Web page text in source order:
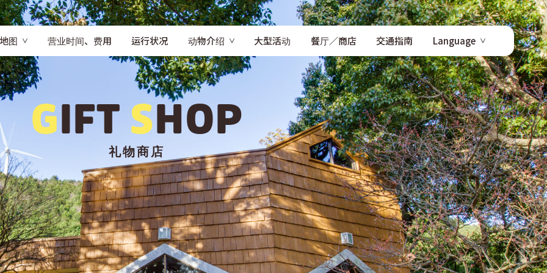
图 营业时间、费用 运行状况 动物介绍 大型活动 餐厅／商店 交通指南 Language
GIFT SHOP
礼物商店